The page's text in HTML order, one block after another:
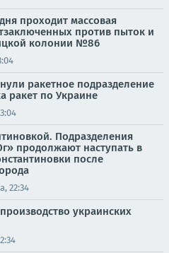
проходит массовая
против пыток и
колонии №86
ракетное подразделение
ракет по Украине
Подразделения
продолжают наступать в
после
22:34
украинских